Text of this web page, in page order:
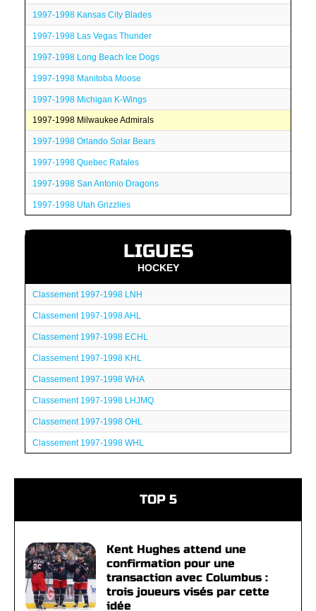
1997-1998 Kansas City Blades
1997-1998 Las Vegas Thunder
1997-1998 Long Beach Ice Dogs
1997-1998 Manitoba Moose
1997-1998 Michigan K-Wings
1997-1998 Milwaukee Admirals
1997-1998 Orlando Solar Bears
1997-1998 Quebec Rafales
1997-1998 San Antonio Dragons
1997-1998 Utah Grizzlies
LIGUES
HOCKEY
Classement 1997-1998 LNH
Classement 1997-1998 AHL
Classement 1997-1998 ECHL
Classement 1997-1998 KHL
Classement 1997-1998 WHA
Classement 1997-1998 LHJMQ
Classement 1997-1998 OHL
Classement 1997-1998 WHL
TOP 5
Kent Hughes attend une
confirmation pour une
transaction avec Columbus :
trois joueurs visés par cette
idée